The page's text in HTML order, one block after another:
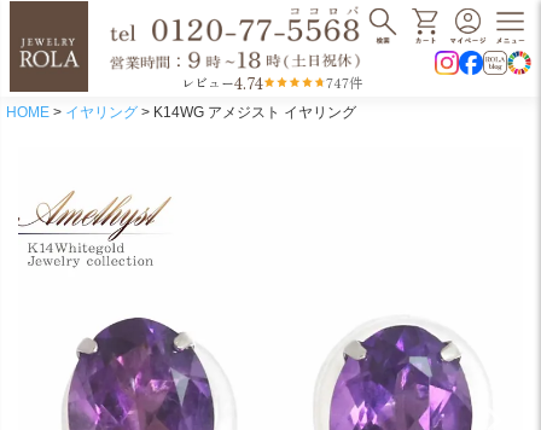
レビュー4.74 747件
HOME イヤリング K14WG アメジスト イヤリング